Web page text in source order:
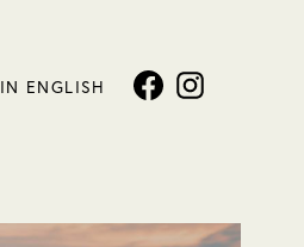
IN ENGLISH